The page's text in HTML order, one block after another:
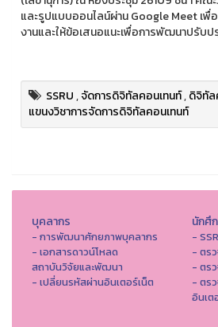
และรูปแบบออนไลน์ผ่าน Google Meet เพื่
งานและให้ข้อเสนอแนะเพื่อการพัฒนาปรับป
SSRU,จัดการดิจิทัลคอนเทนท์,ดิจิทัล
แขนงวิชาการจัดการดิจิทัลคอนเทนท์
บุคลากร
- การพัฒนาศักยภาพบุคลากร
- เอกสารดาวน์โหลด
สถาบันวิจัยและพัฒนา
- เปลี่ยนรหัสผ่านอินเตอร์เน็ต
นักศึ
-
- ตร
- ตร
- ตร
อินเต